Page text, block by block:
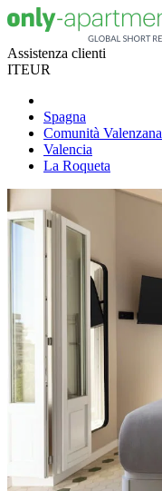
Assistenza clienti
ITEUR
Spagna
Comunità Valenzana
Valencia
La Roqueta